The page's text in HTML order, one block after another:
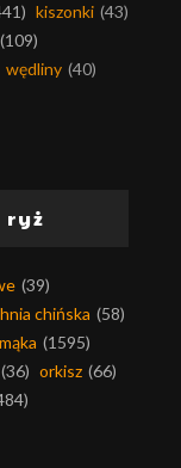
kiszonki (43)
(109)
wędliny (40)
ryż
(39)
chińska (58)
mąka (1595)
(36) orkisz (66)